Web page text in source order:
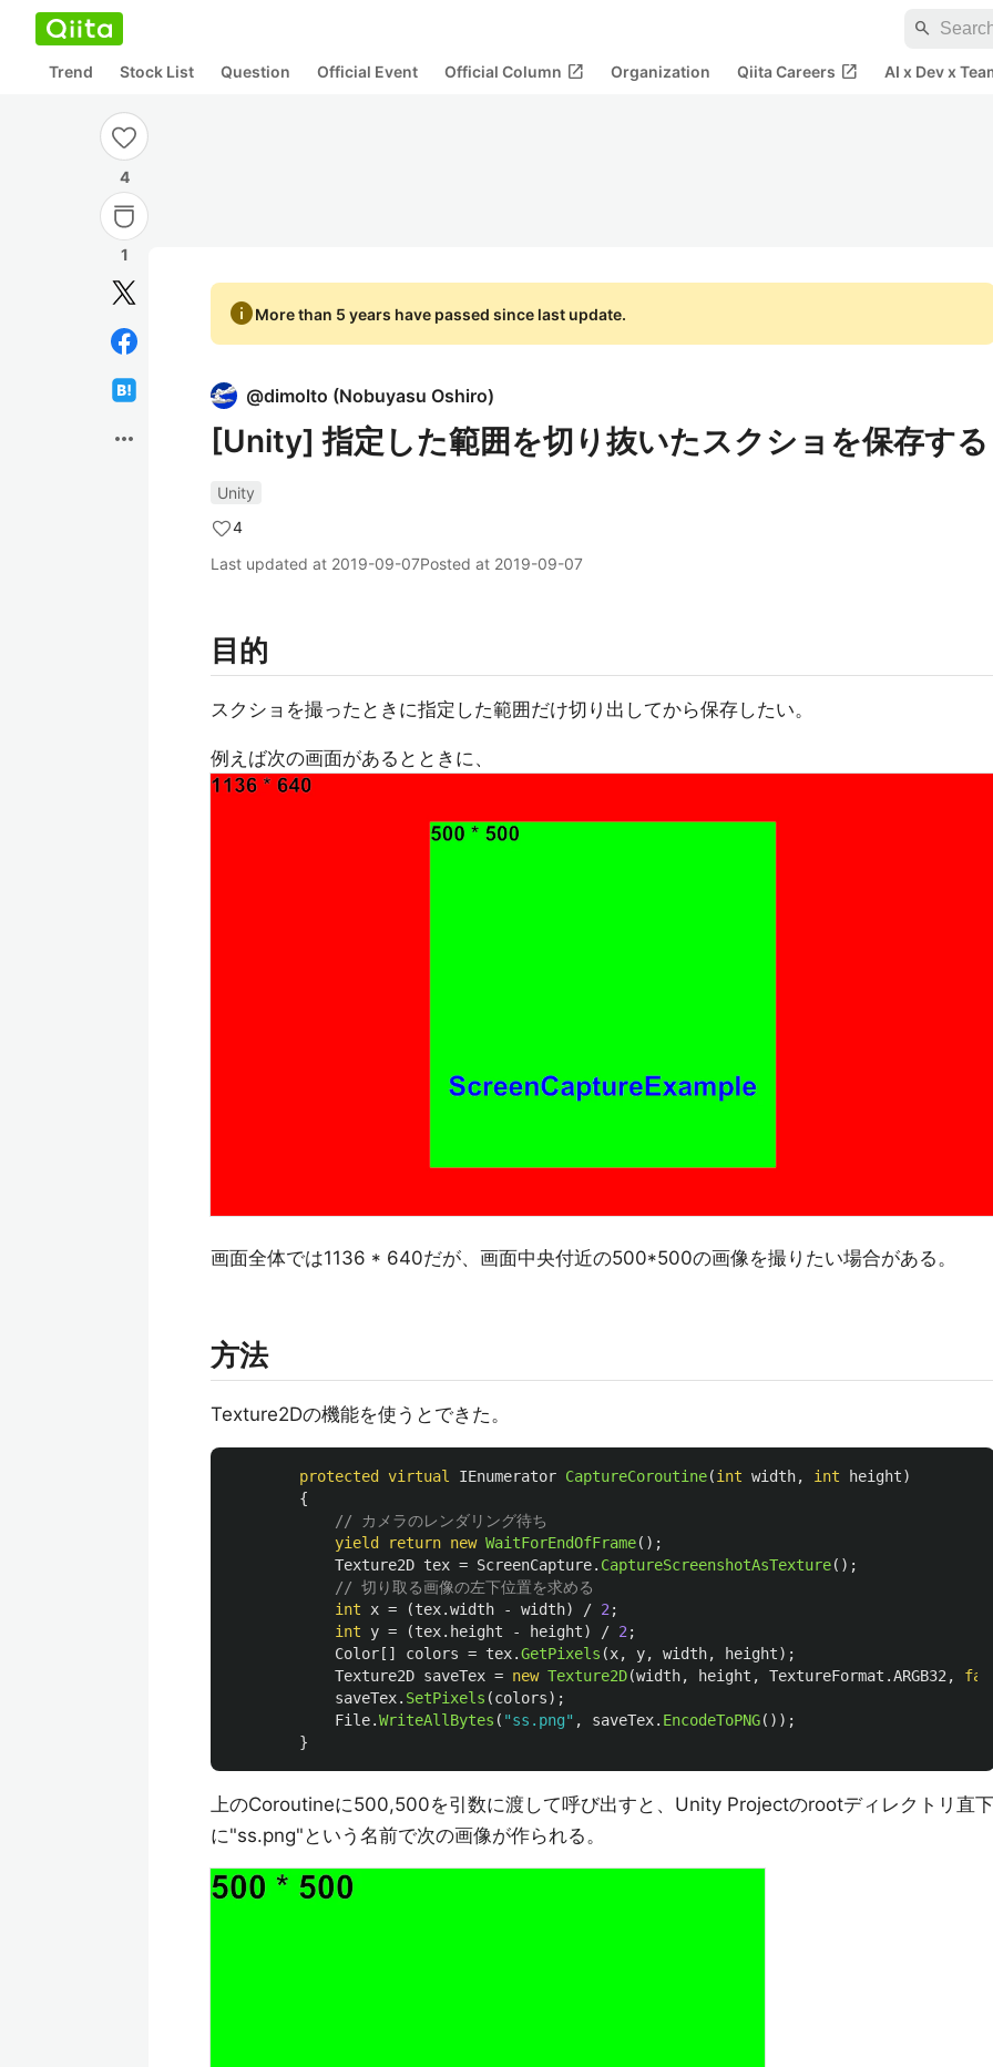
search
Trend Stock List Question Official Event Official Column open_in_new Organization Qiita Careers open_in_new AI x Dev x
4
1
more_horiz
infoMore than 5 years have passed since last update.
@dimolto (Nobuyasu Oshiro)
[Unity] 指定した範囲を切り抜いたスクショを保存する
Unity
4
Last updated at 2019-09-07Posted at 2019-09-07
目的
スクショを撮ったときに指定した範囲だけ切り出してから保存したい。
例えば次の画面があるとときに、
画面全体では1136 * 640だが、画面中央付近の500*500の画像を撮りたい場合がある。
方法
Texture2Dの機能を使うとできた。
protected virtual IEnumerator CaptureCoroutine(int width, int height)
{
// カメラのレンダリング待ち
yield
return new WaitForEndOfFrame();
Texture2D tex = ScreenCapture. CaptureScreenshotAsTexture();
// 切り取る画像の左下位置を求める
int
x = (tex.width - width) / 2 ;
int
y = (tex. height - height) / 2 ;
Color [] colors = tex.GetPixels (x, y, width, height);
Texture2D saveTex = new Texture2D(width, height , TextureFormat .ARGB32 ,
saveTex. SetPixels (colors);
File.WriteAllBytes ( "ss.png" , saveTex. EncodeToPNG());
}
上のCoroutineに500,500を引数に渡して呼び出すと、Unity Projectのrootディレクトリ直下
に"ss.png"という名前で次の画像が作られる。